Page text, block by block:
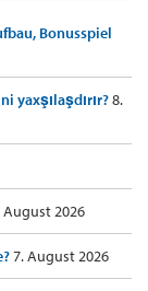
Bonusspiel
yaxşılaşdırır?8.
August 2026
7. August 2026